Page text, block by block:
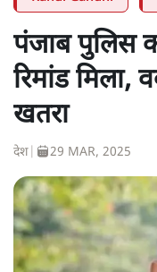
पंजाब पुलिस
रिमांड मिला,
खतरा
देश 29 MAR, 2025